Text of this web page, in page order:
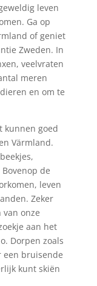
leven
Ga op
of geniet
Zweden. In
veelvraten
meren
en om te
kunnen goed
Värmland.
de
leven
Zeker
onze
aan het
Dorpen zoals
een bruisende
kunt skiën